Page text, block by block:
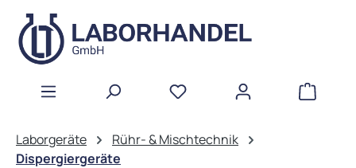
Zum Hauptinhalt springen
Laborgeräte
Rühr- & Mischtechnik
Dispergiergeräte